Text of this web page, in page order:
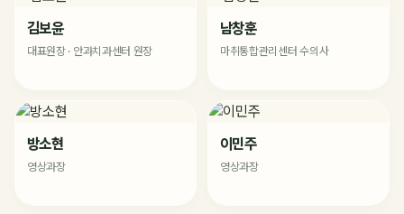
김보윤
대표원장 · 안과치과센터 원장
남창훈
마취통합관리센터 수의사
방소현
영상과장
이민주
영상과장